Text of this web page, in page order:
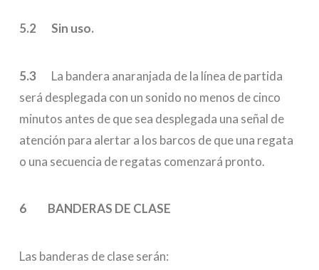
5.2 Sin uso.
5.3 La bandera anaranjada de la línea de partida
será desplegada con un sonido no menos de cinco
minutos antes de que sea desplegada una señal de
atención para alertar a los barcos de que una regata
o una secuencia de regatas comenzará pronto.
6 BANDERAS DE CLASE
Las banderas de clase serán: